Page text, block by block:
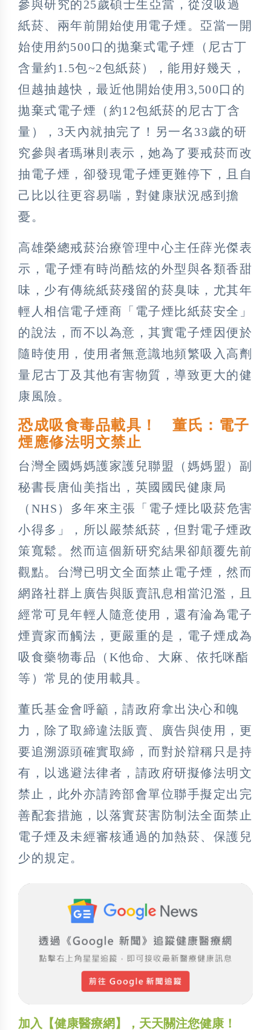
參與研究的25歲碩士生亞當，從沒吸過
紙菸、兩年前開始使用電子煙。亞當一開
始使用約500口的拋棄式電子煙（尼古丁
含量約1.5包~2包紙菸），能用好幾天，
但越抽越快，最近他開始使用3,500口的
拋棄式電子煙（約12包紙菸的尼古丁含
量），3天內就抽完了！另一名33歲的研
究參與者瑪琳則表示，她為了要戒菸而改
抽電子煙，卻發現電子煙更難停下，且自
己比以往更容易喘，對健康狀況感到擔
憂。
高雄榮總戒菸治療管理中心主任薛光傑表
示，電子煙有時尚酷炫的外型與各類香甜
味，少有傳統紙菸殘留的菸臭味，尤其年
輕人相信電子煙商「電子煙比紙菸安全」
的說法，而不以為意，其實電子煙因便於
隨時使用，使用者無意識地頻繁吸入高劑
量尼古丁及其他有害物質，導致更大的健
康風險。
恐成吸食毒品載具！ 董氏：電子
煙應修法明文禁止
台灣全國媽媽護家護兒聯盟（媽媽盟）副
秘書長唐仙美指出，英國國民健康局
（NHS）多年來主張「電子煙比吸菸危害
小得多」，所以嚴禁紙菸，但對電子煙政
策寬鬆。然而這個新研究結果卻顛覆先前
觀點。台灣已明文全面禁止電子煙，然而
網路社群上廣告與販賣訊息相當氾濫，且
經常可見年輕人隨意使用，還有淪為電子
煙賣家而觸法，更嚴重的是，電子煙成為
吸食藥物毒品（K他命、大麻、依托咪酯
等）常見的使用載具。
董氏基金會呼籲，請政府拿出決心和魄
力，除了取締違法販賣、廣告與使用，更
要追溯源頭確實取締，而對於辯稱只是持
有，以逃避法律者，請政府研擬修法明文
禁止，此外亦請跨部會單位聯手擬定出完
善配套措施，以落實菸害防制法全面禁止
電子煙及未經審核通過的加熱菸、保護兒
少的規定。
加入【健康醫療網】，天天關注您健康！